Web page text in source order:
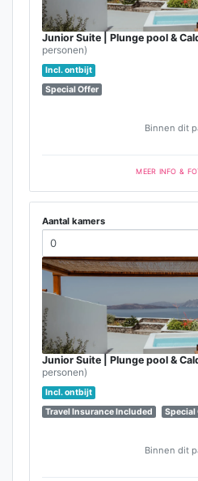
Junior Suite | Plunge pool &
personen)
Incl. ontbijt
Special Offer
Binnen dit
MEER INFO &
Aantal kamers
Junior Suite | Plunge pool &
personen)
Incl. ontbijt
Travel Insurance Included
Special
Binnen dit